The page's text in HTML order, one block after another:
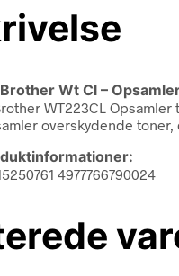
Brother Wt Cl –
WT223CL
overskydende
4977766790024